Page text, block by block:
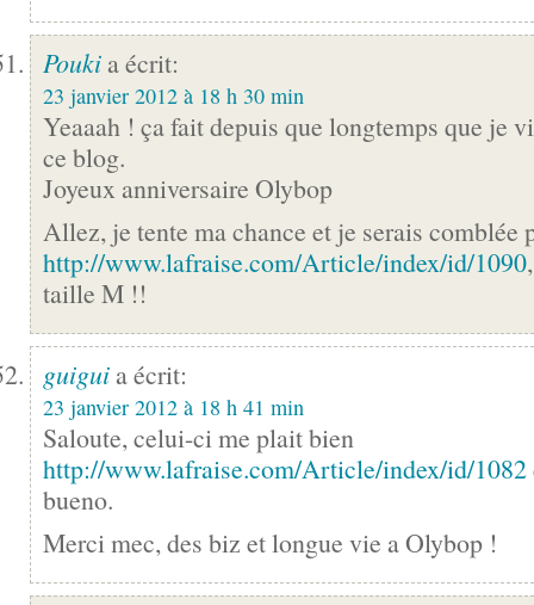
Pouki a écrit:
23 janvier 2012 à 18 h 30 min
Yeaaah ! ça fait depuis que longtemps que je
ce blog.
Joyeux anniversaire Olybop
Allez, je tente ma chance et je serais comblée
http://www.lafraise.com/Article/index/id/1090
taille M !!
guigui a écrit:
23 janvier 2012 à 18 h 41 min
Saloute, celui-ci me plait bien
http://www.lafraise.com/Article/index/id/1082
bueno.
Merci mec, des biz et longue vie a Olybop !